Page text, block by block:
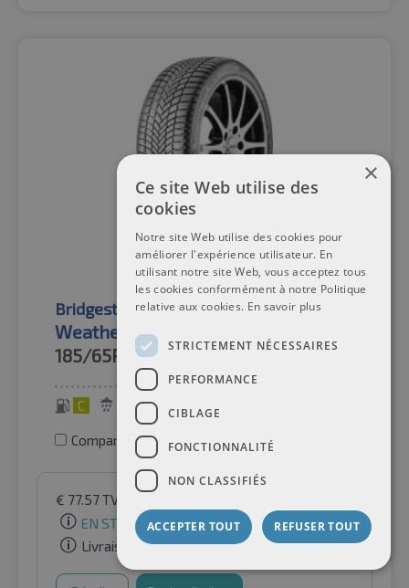
Bridgestone Pneus toutes saisons
Weather Control A005 Evo TL XL
185/65R1592V
C 70 dB
Comparer les pneus
€ 77.57TVA incluse
EN STOCK
Livraison gratuite
×
Ce site Web utilise des
cookies
Notre site Web utilise des cookies pour
améliorer l'expérience utilisateur. En
utilisant notre site Web, vous acceptez tous
les cookies conformément à notre Politique
relative aux cookies. En savoir plus
STRICTEMENT NÉCESSAIRES
PERFORMANCE
CIBLAGE
FONCTIONNALITÉ
NON CLASSIFIÉS
ACCEPTER TOUT REFUSER TOUT